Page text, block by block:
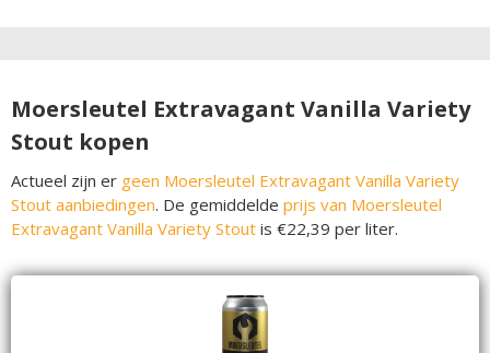
Moersleutel Extravagant Vanilla Variety
Stout kopen
Actueel zijn er geen Moersleutel Extravagant Vanilla Variety
Stout aanbiedingen. De gemiddelde prijs van Moersleutel
Extravagant Vanilla Variety Stout is €22,39 per liter.